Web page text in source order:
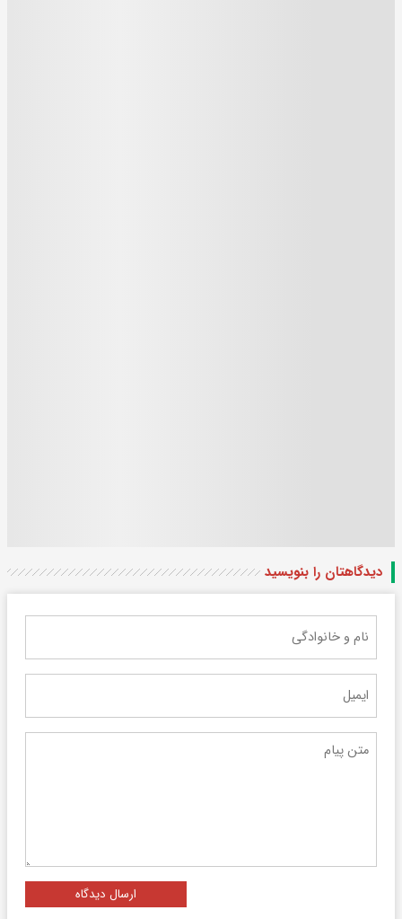
دیدگاهتان را بنویسید
ارسال دیدگاه